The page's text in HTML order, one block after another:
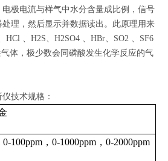
极电流与样气中水分含量成比例，信号
理，然后显示并数据读出。此原理用来
HCl 、H2S、H2SO4 、HBr、SO2 、SF6
气体，极少数会同磷酸发生化学反应的气
技术规格：
0-100ppm，0-1000ppm，0-2000ppm